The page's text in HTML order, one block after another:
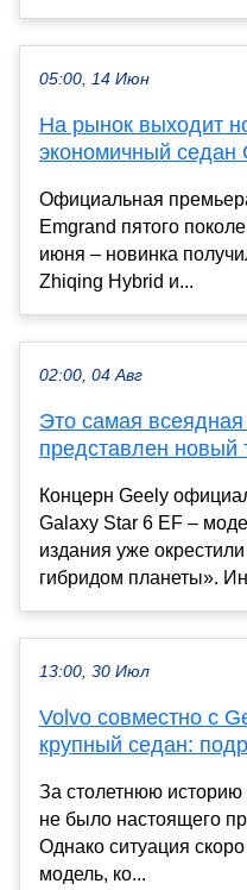
05:00, 14 Июн
На рынок выходит
экономичный седан
Официальная
Emgrand пятого
июня – новинка
Zhiqing Hybrid и...
02:00, 04 Авг
Это самая
представлен новый
Концерн Geely
Galaxy Star 6 EF –
издания уже
гибридом планеты».
13:00, 30 Июл
Volvo совместно с
крупный седан:
За столетнюю
не было настоящего
Однако ситуация
модель, ко...